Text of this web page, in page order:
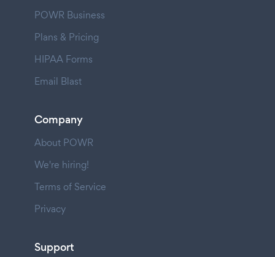
POWR Business
Plans & Pricing
HIPAA Forms
Email Blast
Company
About POWR
We're hiring!
Terms of Service
Privacy
Support